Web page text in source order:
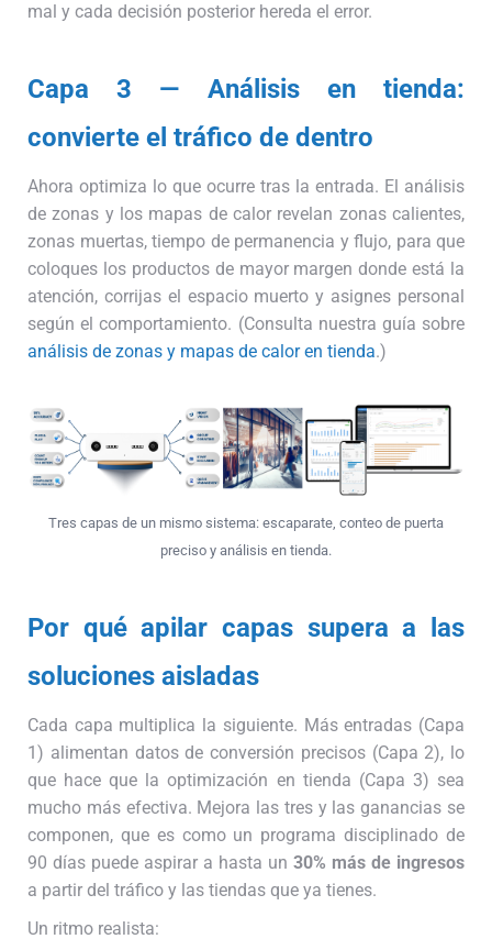
mal y cada decisión posterior hereda el error.
Capa 3 — Análisis en tienda:
convierte el tráfico de dentro
Ahora optimiza lo que ocurre tras la entrada. El análisis
de zonas y los mapas de calor revelan zonas calientes,
zonas muertas, tiempo de permanencia y flujo, para que
coloques los productos de mayor margen donde está la
atención, corrijas el espacio muerto y asignes personal
según el comportamiento. (Consulta nuestra guía sobre
análisis de zonas y mapas de calor en tienda.)
Tres capas de un mismo sistema: escaparate, conteo de puerta
preciso y análisis en tienda.
Por qué apilar capas supera a las
soluciones aisladas
Cada capa multiplica la siguiente. Más entradas (Capa
1) alimentan datos de conversión precisos (Capa 2), lo
que hace que la optimización en tienda (Capa 3) sea
mucho más efectiva. Mejora las tres y las ganancias se
componen, que es como un programa disciplinado de
90 días puede aspirar a hasta un 30% más de ingresos
a partir del tráfico y las tiendas que ya tienes.
Un ritmo realista: